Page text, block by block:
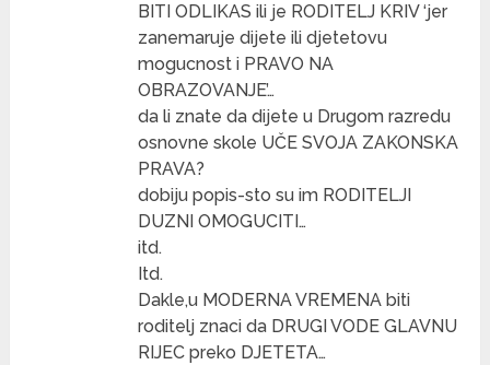
BITI ODLIKAS ili je RODITELJ KRIV ‘jer
zanemaruje dijete ili djetetovu
mogucnost i PRAVO NA
OBRAZOVANJE’…
da li znate da dijete u Drugom razredu
osnovne skole UČE SVOJA ZAKONSKA
PRAVA?
dobiju popis-sto su im RODITELJI
DUZNI OMOGUCITI…
itd.
Itd.
Dakle,u MODERNA VREMENA biti
roditelj znaci da DRUGI VODE GLAVNU
RIJEC preko DJETETA…